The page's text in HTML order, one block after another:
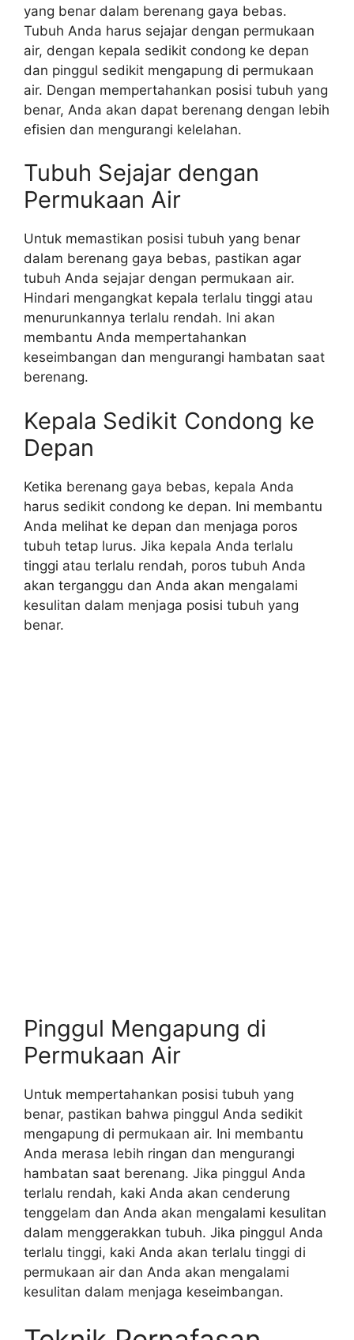
yang benar dalam berenang gaya bebas.
Tubuh Anda harus sejajar dengan permukaan
air, dengan kepala sedikit condong ke depan
dan pinggul sedikit mengapung di permukaan
air. Dengan mempertahankan posisi tubuh yang
benar, Anda akan dapat berenang dengan lebih
efisien dan mengurangi kelelahan.
Tubuh Sejajar dengan
Permukaan Air
Untuk memastikan posisi tubuh yang benar
dalam berenang gaya bebas, pastikan agar
tubuh Anda sejajar dengan permukaan air.
Hindari mengangkat kepala terlalu tinggi atau
menurunkannya terlalu rendah. Ini akan
membantu Anda mempertahankan
keseimbangan dan mengurangi hambatan saat
berenang.
Kepala Sedikit Condong ke
Depan
Ketika berenang gaya bebas, kepala Anda
harus sedikit condong ke depan. Ini membantu
Anda melihat ke depan dan menjaga poros
tubuh tetap lurus. Jika kepala Anda terlalu
tinggi atau terlalu rendah, poros tubuh Anda
akan terganggu dan Anda akan mengalami
kesulitan dalam menjaga posisi tubuh yang
benar.
Pinggul Mengapung di
Permukaan Air
Untuk mempertahankan posisi tubuh yang
benar, pastikan bahwa pinggul Anda sedikit
mengapung di permukaan air. Ini membantu
Anda merasa lebih ringan dan mengurangi
hambatan saat berenang. Jika pinggul Anda
terlalu rendah, kaki Anda akan cenderung
tenggelam dan Anda akan mengalami kesulitan
dalam menggerakkan tubuh. Jika pinggul Anda
terlalu tinggi, kaki Anda akan terlalu tinggi di
permukaan air dan Anda akan mengalami
kesulitan dalam menjaga keseimbangan.